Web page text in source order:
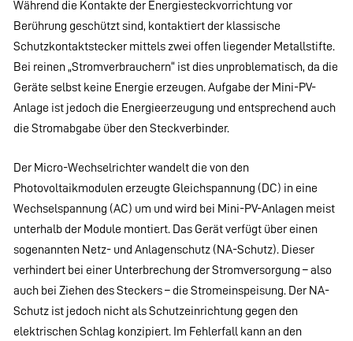
Während die Kontakte der Energiesteckvorrichtung vor
Berührung geschützt sind, kontaktiert der klassische
Schutzkontaktstecker mittels zwei offen liegender Metallstifte.
Bei reinen „Stromverbrauchern“ ist dies unproblematisch, da die
Geräte selbst keine Energie erzeugen. Aufgabe der Mini-PV-
Anlage ist jedoch die Energieerzeugung und entsprechend auch
die Stromabgabe über den Steckverbinder.
Der Micro-Wechselrichter wandelt die von den
Photovoltaikmodulen erzeugte Gleichspannung (DC) in eine
Wechselspannung (AC) um und wird bei Mini-PV-Anlagen meist
unterhalb der Module montiert. Das Gerät verfügt über einen
sogenannten Netz- und Anlagenschutz (NA-Schutz). Dieser
verhindert bei einer Unterbrechung der Stromversorgung – also
auch bei Ziehen des Steckers – die Stromeinspeisung. Der NA-
Schutz ist jedoch nicht als Schutzeinrichtung gegen den
elektrischen Schlag konzipiert. Im Fehlerfall kann an den